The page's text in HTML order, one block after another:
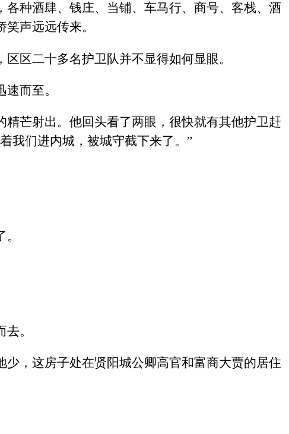
种酒肆、钱庄、当铺、车马行、商号、客栈、酒
声远远传来。
区二十多名护卫队并不显得如何显眼。
而至。
芒射出。他回头看了两眼，很快就有其他护卫赶
我们进内城，被城守截下来了。”
。
，这房子处在贤阳城公卿高官和富商大贾的居住